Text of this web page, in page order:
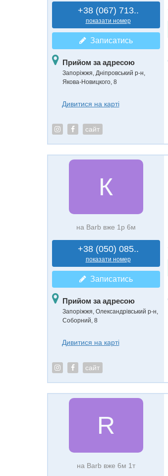
+38 (067) 713..
показати номер
Записатись
Прийом за адресою
Запоріжжя, Дніпровський р-н,
Якова-Новицкого, 8
Дивитися на карті
сайт
К
на Barb вже 1р 6м
+38 (050) 085..
показати номер
Записатись
Прийом за адресою
Запоріжжя, Олександрівський р-н,
Соборний, 8
Дивитися на карті
сайт
R
на Barb вже 6м 1т